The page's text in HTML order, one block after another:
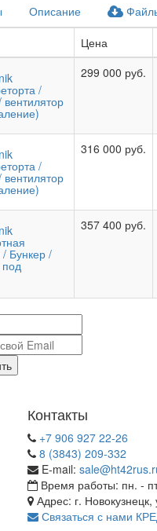
Описание
Цена
/
299 000 руб.
/
316 000 руб.
Бункер /
под
357 400 руб.
Контакты
+7 906 927 22-26
8 (3843) 209-332
E-mail:
Время работы: пн. -
Адрес: г.
Связаться с нами